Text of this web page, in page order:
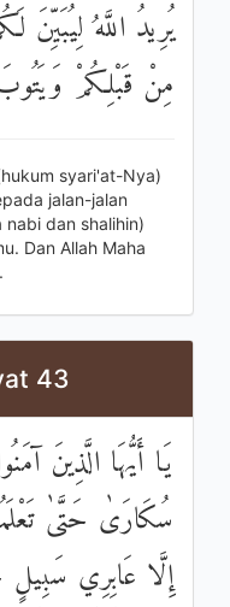
يُرِيدُ اللَّهُ
مِنْ قَبْلِكُمْ
syari'at-Nya)
jalan-jalan
dan shalihin)
Dan Allah Maha
43
يَا أَيُّهَا الَّذِينَ
سُكَارَىٰ حَتَّىٰ
إِلَّا عَابِرِي